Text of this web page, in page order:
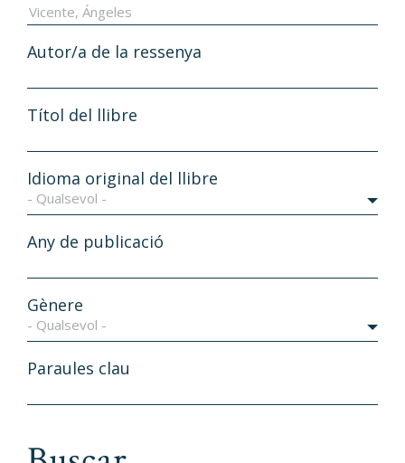
Autor/a de la ressenya
Títol del llibre
Idioma original del llibre
- Qualsevol -
Any de publicació
Gènere
- Qualsevol -
Paraules clau